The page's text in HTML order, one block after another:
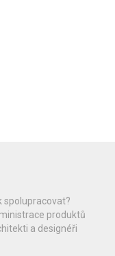
spolupracovat?
produktů
a designéři